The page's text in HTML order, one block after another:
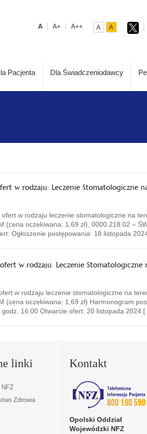
A A+ A++ A A
Pacjenta Dla Świadczeniodawcy
w rodzaju: Leczenie Stomatologiczne
w rodzaju leczenie stomatologiczne na
oczekiwana: 1,69 zł), 0000.218.02 –
Ogłoszenie postępowania: 18 listopada
w rodzaju: Leczenie Stomatologiczne
w rodzaju leczenie stomatologiczne na
(cena oczekiwana: 1,69 zł) Harmonogram
godz. 16:00 Otwarcie ofert: 20 listopada 2024
linki
NFZ
Zdrowia
Kontakt
Opolski Oddział
Wojewódzki NFZ